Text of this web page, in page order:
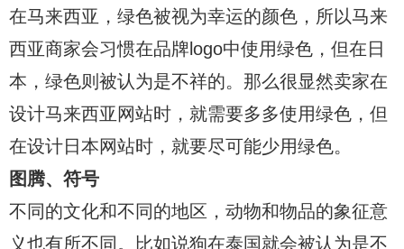
在马来西亚，绿色被视为幸运的颜色，所以马来
西亚商家会习惯在品牌logo中使用绿色，但在日
本，绿色则被认为是不祥的。那么很显然卖家在
设计马来西亚网站时，就需要多多使用绿色，但
在设计日本网站时，就要尽可能少用绿色。
图腾、符号
不同的文化和不同的地区，动物和物品的象征意
义也有所不同。比如说狗在泰国就会被认为是不